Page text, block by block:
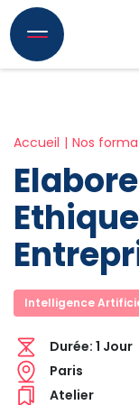
Accueil Nos
Intelligence
Durée: 1 Jour
Paris
Atelier